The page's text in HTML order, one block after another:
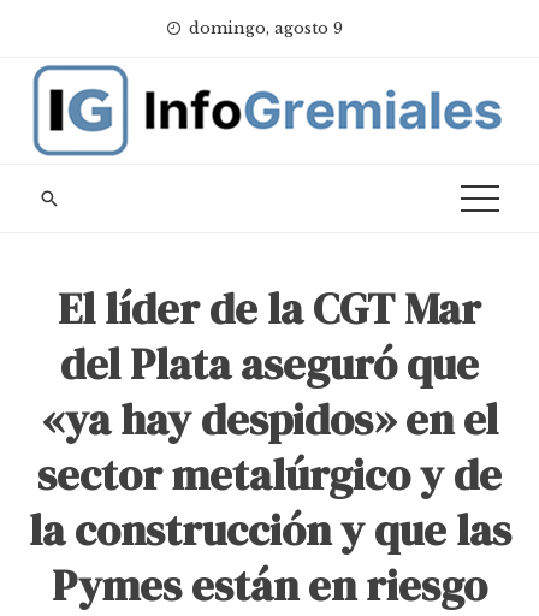
content
domingo, agosto 9
El líder de la CGT Mar
del Plata aseguró que
«ya hay despidos» en el
sector metalúrgico y de
la construcción y que las
Pymes están en riesgo